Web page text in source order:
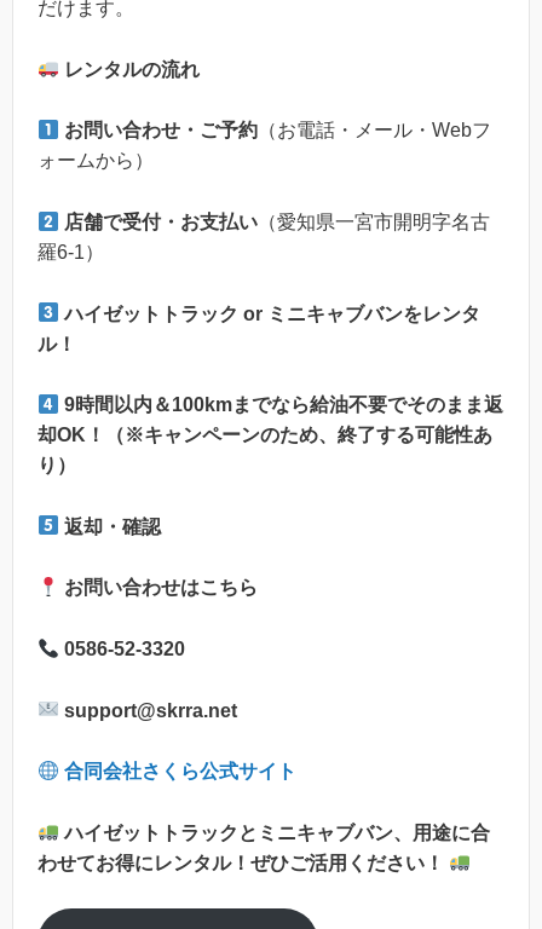
だけます。
レンタルの流れ
お問い合わせ・ご予約 （お電話・メール・Webフ
ォームから）
店舗で受付・お支払い （愛知県一宮市開明字名古
羅6-1）
ハイゼットトラック or ミニキャブバンをレンタ
ル！
9時間以内＆100kmまでなら給油不要でそのまま返
却OK！（※キャンペーンのため、終了する可能性あ
り）
返却・確認
お問い合わせはこちら
0586-52-3320
support@skrra.net
合同会社さくら公式サイト
ハイゼットトラックとミニキャブバン、用途に合
わせてお得にレンタル！ぜひご活用ください！